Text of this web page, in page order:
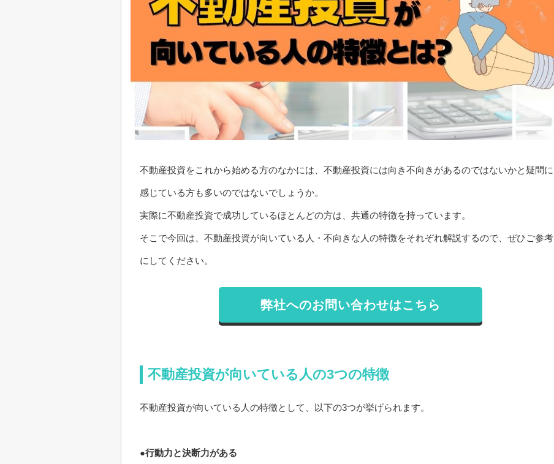
不動産投資をこれから始める方のなかには、不動産投資には向き不向きがあるのではないかと疑問に
感じている方も多いのではないでしょうか。
実際に不動産投資で成功しているほとんどの方は、共通の特徴を持っています。
そこで今回は、不動産投資が向いている人・不向きな人の特徴をそれぞれ解説するので、ぜひご参考
にしてください。
弊社へのお問い合わせはこちら
不動産投資が向いている人の3つの特徴
不動産投資が向いている人の特徴として、以下の3つが挙げられます。
●行動力と決断力がある